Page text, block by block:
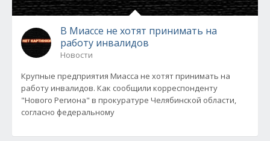
В Миассе не хотят принимать на
работу инвалидов
Новости
Крупные предприятия Миасса не хотят принимать на
работу инвалидов. Как сообщили корреспонденту
"Нового Региона" в прокуратуре Челябинской области,
согласно федеральному